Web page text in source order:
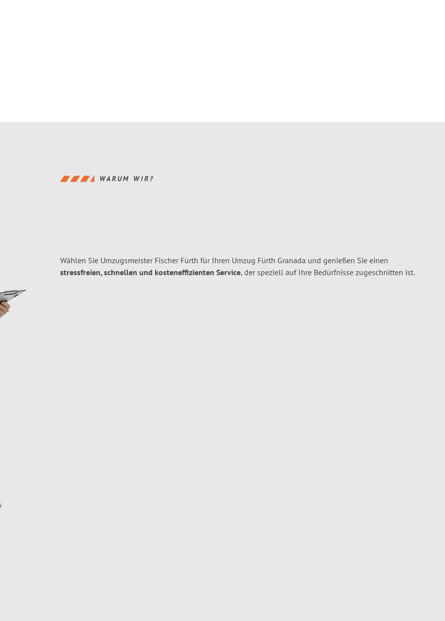
WARUM WIR?
Wählen Sie Umzugsmeister Fischer Fürth für Ihren Umzug Fürth Granada und genießen Sie einen
stressfreien, schnellen und kosteneffizienten Service, der speziell auf Ihre Bedürfnisse zugeschnitten ist.